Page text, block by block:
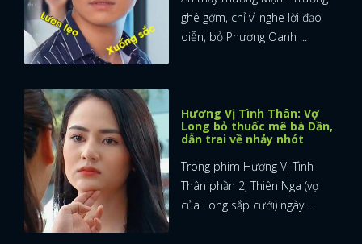
ghê gớm, chỉ vì nghe lời đạo
diễn, bỏ Phương Oanh ...
Hương Vị Tình Thân: Vợ
Long bỏ thuốc mê bà Dần,
dẫn trai về nhảy nhót
Trong phim Hương Vị Tình
Thân phần 2, Thiên Nga (vợ
của Long sắp cưới) ngày ...